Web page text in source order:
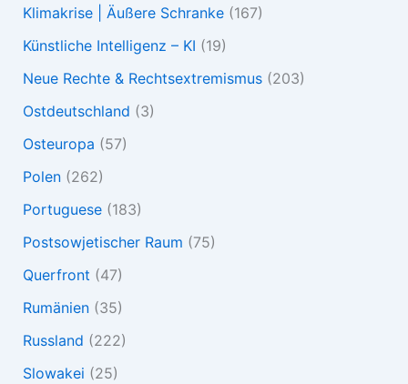
Klimakrise | Äußere Schranke(167)
Künstliche Intelligenz – KI (19)
Neue Rechte & Rechtsextremismus(203)
Ostdeutschland (3)
Osteuropa (57)
Polen(262)
Portuguese(183)
Postsowjetischer Raum (75)
Querfront (47)
Rumänien(35)
Russland (222)
Slowakei (25)